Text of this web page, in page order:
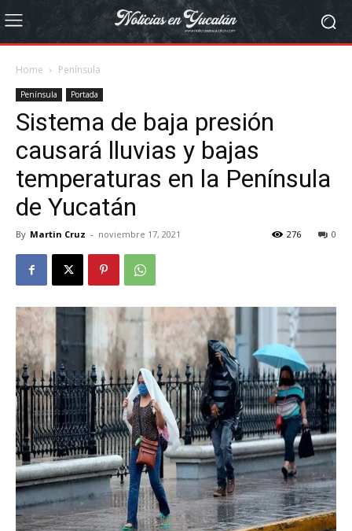
Home Península
Península Portada
Sistema de baja presión
causará lluvias y bajas
temperaturas en la Península
de Yucatán
By Martin Cruz - noviembre 17, 2021 0
276